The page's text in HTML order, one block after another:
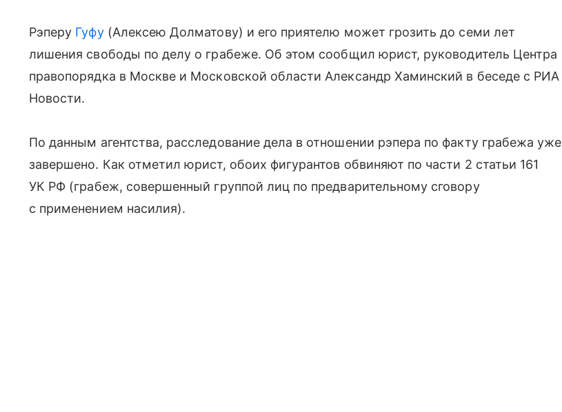
Рэперу Гуфу(Алексею Долматову) и его приятелю может грозить до семи лет
лишения свободы по делу о грабеже. Об этом сообщил юрист, руководитель Центра
правопорядка в Москве и Московской области Александр Хаминский в беседе с РИА
Новости.
По данным агентства, расследование дела в отношении рэпера по факту грабежа уже
завершено. Как отметил юрист, обоих фигурантов обвиняют по части 2 статьи 161
УК РФ (грабеж, совершенный группой лиц по предварительному сговору
с применением насилия).